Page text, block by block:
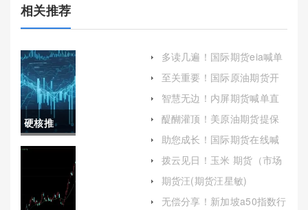
相关推荐
硬核推
荐！东兴
总部(东兴
多读几遍！国际期货eia喊单
直播室(国际期货eia喊单直播
室官网)
至关重要！国际原油期货开
户平台(国际原油期货开户条
件和要求)
智慧无边！内屏期货喊单直
播间(期货喊单直播室金融直
播室)
醍醐灌顶！美原油期货提保
证金（解析与影响）
助您成长！国际期货在线喊
单22小时(国际期货24小时喊
单)
拨云见日！玉米 期货（市场
波动与投资策略解析）
期货汪(期货汪星敏)
无偿分享！新加坡a50指数行